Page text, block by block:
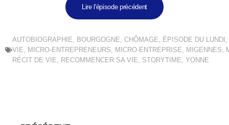
Lire l'épisode précédent
AUTOBIOGRAPHIE, BOURGOGNE, CHÔMAGE, ÉPISODE DU LUNDI ,
VIE, MICRO-ENTREPRENEURS, MICRO-ENTREPRISE, MIGENNES,
RÉCIT DE VIE, RECOMMENCER SA VIE, STORYTIME, YONNE